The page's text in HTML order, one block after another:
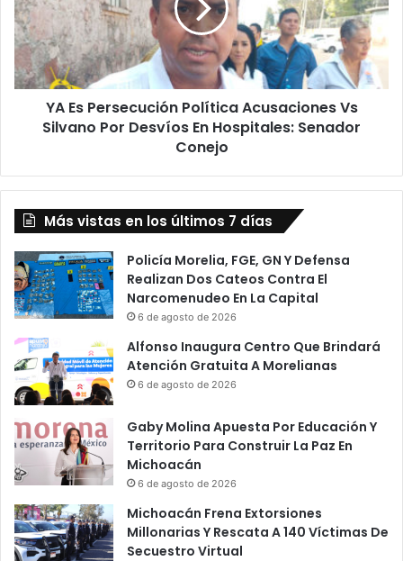
Acusaciones
Vs
Silvano
Por
Desvíos
Hospitales:
YA Es Persecución Política Acusaciones Vs
Silvano Por Desvíos En Hospitales: Senador
Conejo
Más vistas en los últimos 7 días
Policía Morelia, FGE, GN Y Defensa
Realizan Dos Cateos Contra El
Narcomenudeo En La Capital
6 de agosto de 2026
Alfonso Inaugura Centro Que Brindará
Atención Gratuita A Morelianas
6 de agosto de 2026
Gaby Molina Apuesta Por Educación Y
Territorio Para Construir La Paz En
Michoacán
6 de agosto de 2026
Michoacán Frena Extorsiones
Millonarias Y Rescata A 140 Víctimas De
Secuestro Virtual